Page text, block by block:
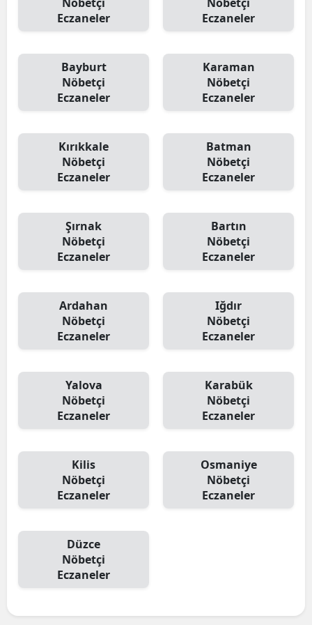
Eczaneler
Eczaneler
Bayburt
Nöbetçi
Eczaneler
Karaman
Nöbetçi
Eczaneler
Kırıkkale
Nöbetçi
Eczaneler
Batman
Nöbetçi
Eczaneler
Şırnak
Nöbetçi
Eczaneler
Bartın
Nöbetçi
Eczaneler
Ardahan
Nöbetçi
Eczaneler
Iğdır
Nöbetçi
Eczaneler
Yalova
Nöbetçi
Eczaneler
Karabük
Nöbetçi
Eczaneler
Kilis
Nöbetçi
Eczaneler
Osmaniye
Nöbetçi
Eczaneler
Düzce
Nöbetçi
Eczaneler